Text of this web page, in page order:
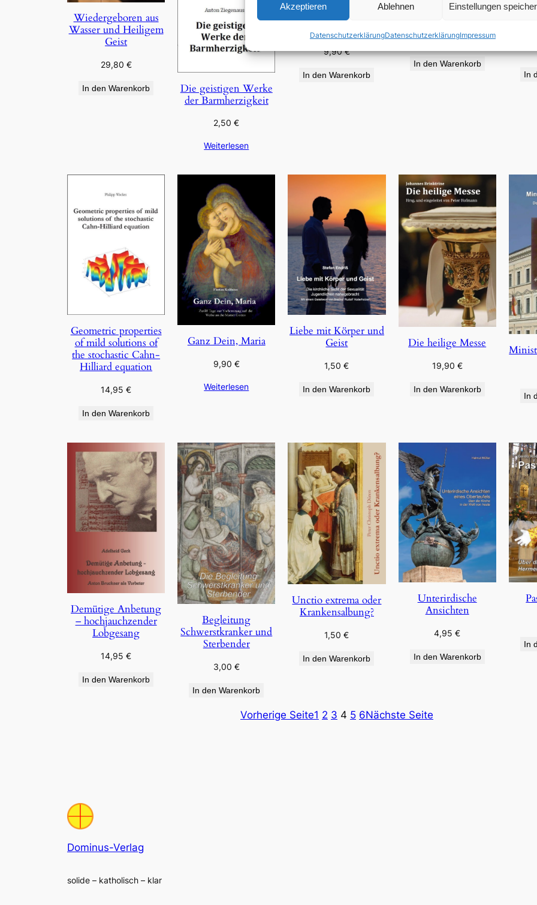
Akzeptieren Ablehnen Einstellungen
DatenschutzerklärungDatenschutzerklärungImpressum
Wiedergeboren aus
Wasser und Heiligem
Geist
29,80 €
In den Warenkorb
Die geistigen Werke
der Barmherzigkeit
2,50€
Weiterlesen
Von der Anwesenheit
9,90€
In den Warenkorb
4,50€
In den Warenkorb
In
Geometric properties
of mild solutions of
the stochastic Cahn-
Hilliard equation
14,95€
In den Warenkorb
Ganz Dein, Maria
9,90 €
Weiterlesen
Liebe mit Körper und
Geist
1,50€
In den Warenkorb
Die heilige Messe
19,90 €
In den Warenkorb
In
Demütige Anbetung
– hochjauchzender
Lobgesang
14,95€
In den Warenkorb
Begleitung
Schwerstkranker und
Sterbender
3,00 €
In den Warenkorb
Unctio extrema oder
Krankensalbung?
1,50€
In den Warenkorb
Unterirdische
Ansichten
4,95€
In den Warenkorb
In
Vorherige Seite1 2 3 4 5 6Nächste Seite
Dominus-Verlag
solide – katholisch – klar